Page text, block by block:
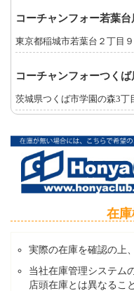
コーチャンフォー若葉台
東京都稲城市若葉台２丁目９
コーチャンフォーつくば
茨城県つくば市学園の森3丁
在
実際の在庫を確認の上
当社在庫管理システム
店頭在庫とは異なるこ